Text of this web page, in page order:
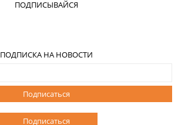
ПОДПИСЫВАЙСЯ
ПОДПИСКА НА НОВОСТИ
Подписаться
Подписаться